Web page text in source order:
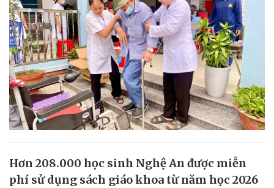
Hơn 208.000 học sinh Nghệ An được miễn
phí sử dụng sách giáo khoa từ năm học 2026